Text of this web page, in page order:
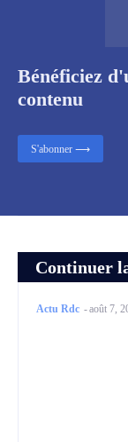
Continuer
Actu Rdc -août 7,
Bénéficiez
contenu
S'abonner ⟶